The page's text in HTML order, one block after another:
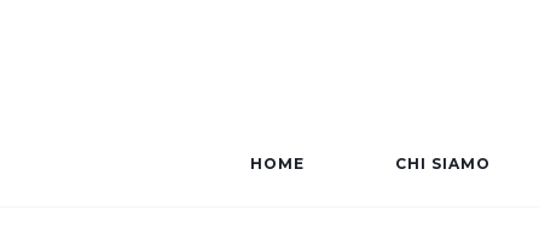
HOME CHI SIAMO